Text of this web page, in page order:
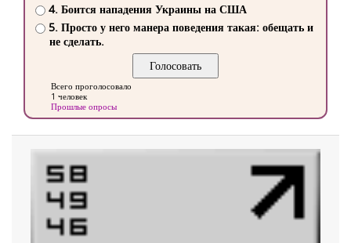
4. Боится нападения Украины на США
5. Просто у него манера поведения такая: обещать и
не сделать.
Всего проголосовало
1 человек
Прошлые опросы